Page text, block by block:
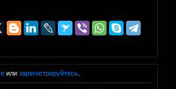
или зарегистрируйтесь.